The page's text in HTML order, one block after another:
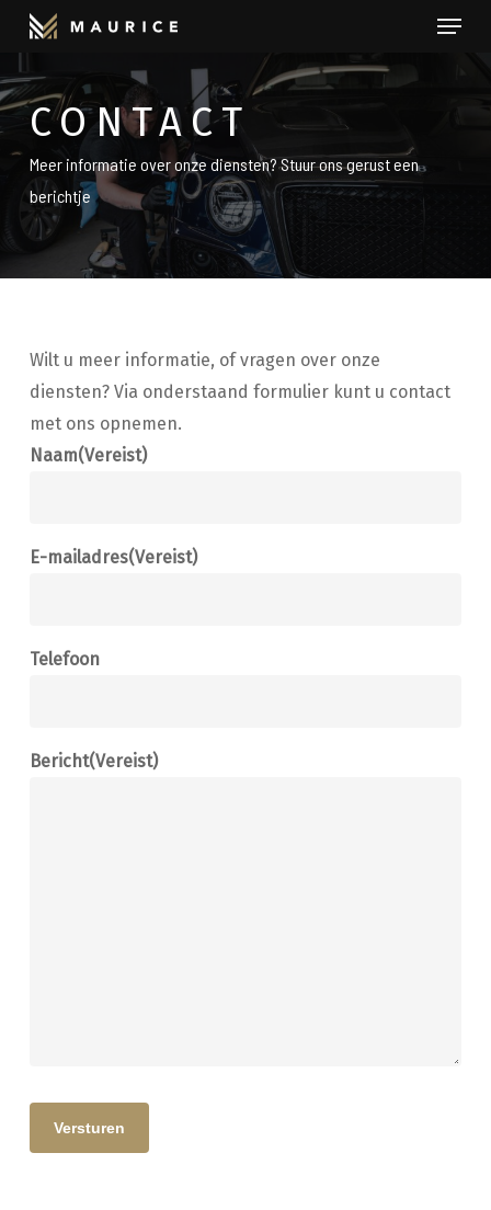
Skip
main
content
Menu
CONTACT
Meer informatie over onze diensten? Stuur ons gerust een
berichtje
Wilt u meer informatie, of vragen over onze
diensten? Via onderstaand formulier kunt u contact
met ons opnemen.
Naam(Vereist)
E-mailadres(Vereist)
Telefoon
Bericht(Vereist)
Versturen